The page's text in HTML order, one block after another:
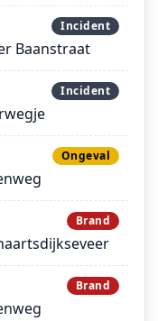
Incident
Baanstraat
Incident
Ongeval
Brand
Brand